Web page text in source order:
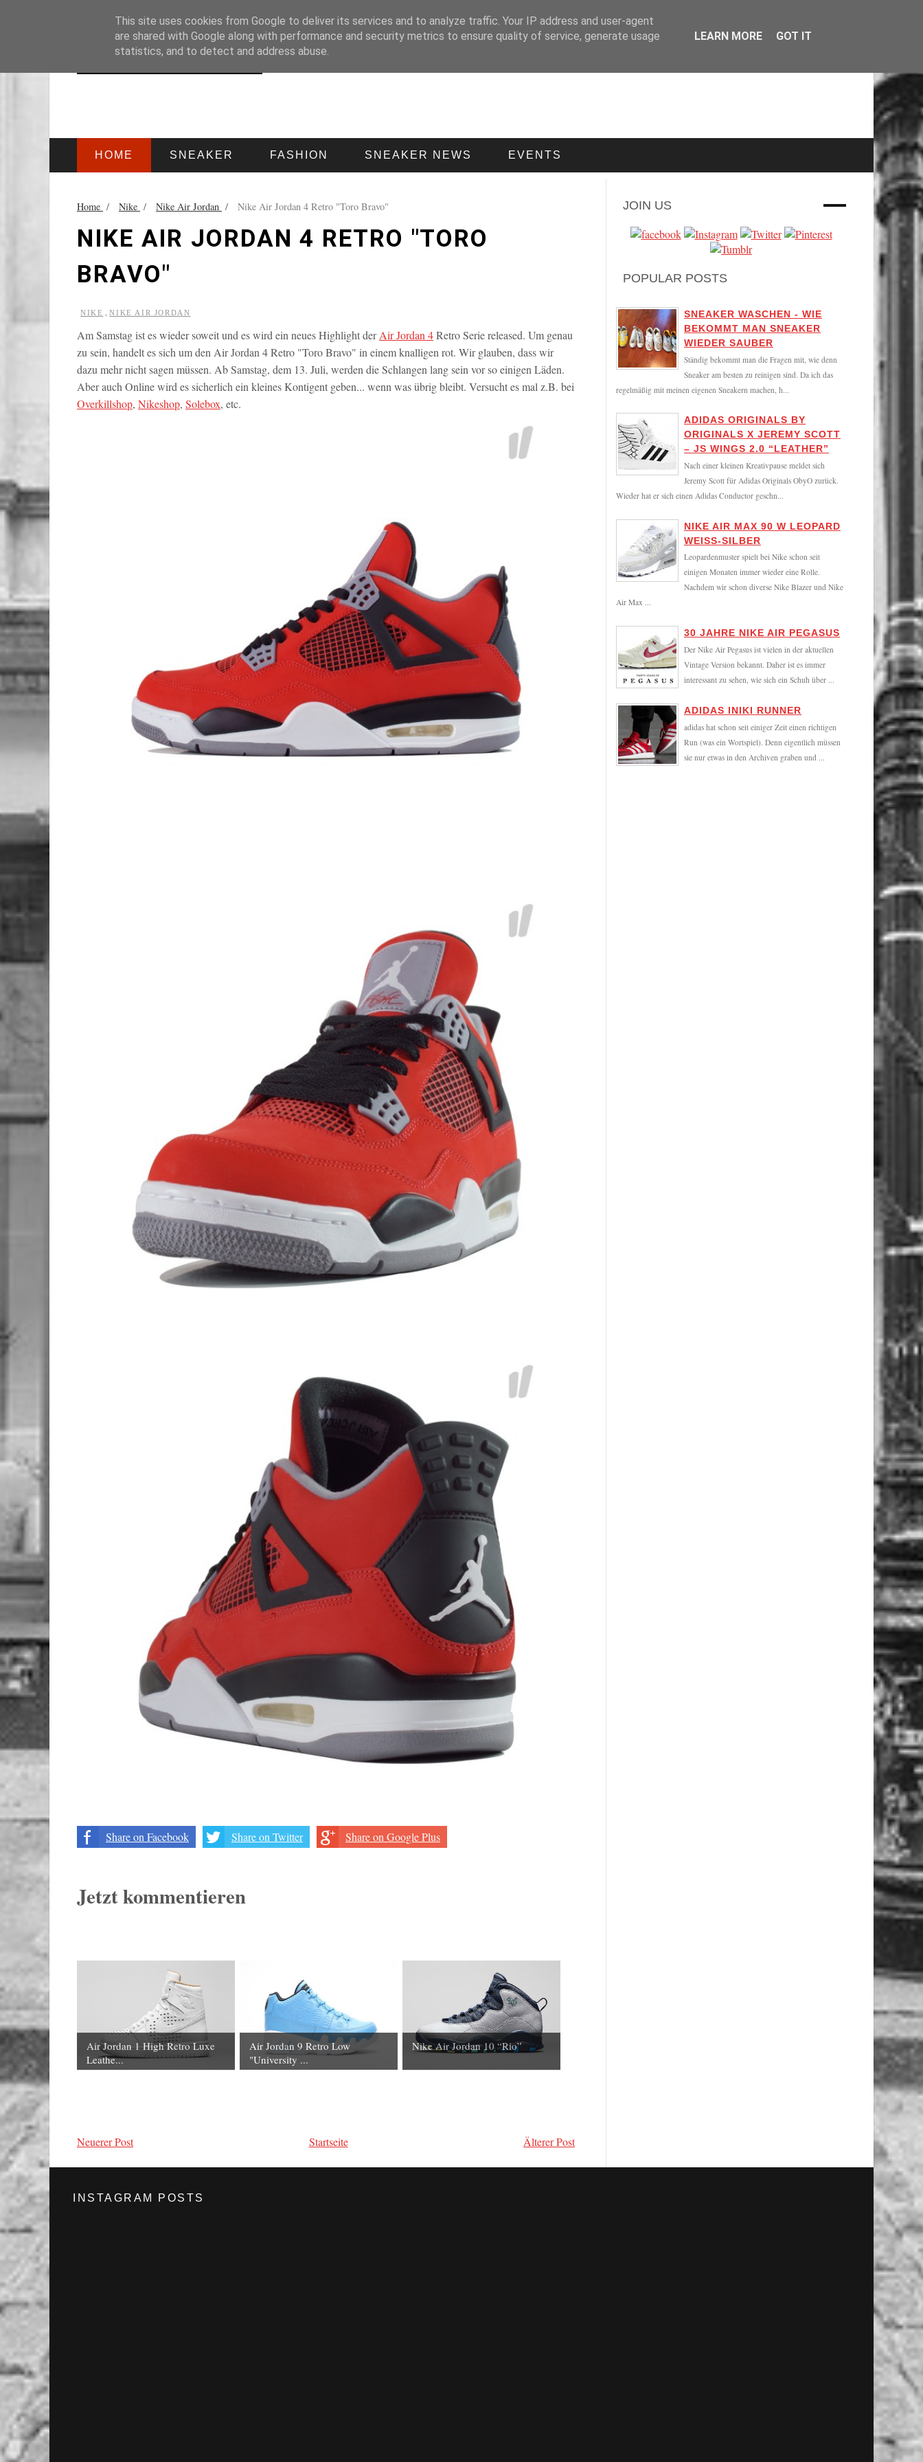
IMPRESSUM
HOME SNEAKER FASHION SNEAKER NEWS EVENTS
Home / Nike / Nike Air Jordan / Nike Air Jordan 4 Retro "Toro Bravo"
NIKE AIR JORDAN 4 RETRO "TORO
BRAVO"
NIKE ,NIKE AIR JORDAN
Am Samstag ist es wieder soweit und es wird ein neues Highlight derAir Jordan 4Retro Serie released. Um genau
zu sein, handelt es sich um den Air Jordan 4 Retro "Toro Bravo" in einem knalligen rot. Wir glauben, dass wir
dazu mehr nicht sagen müssen. Ab Samstag, dem 13. Juli, werden die Schlangen lang sein vor so einigen Läden.
Aber auch Online wird es sicherlich ein kleines Kontigent geben... wenn was übrig bleibt. Versucht es mal z.B. bei
Overkillshop, Nikeshop, Solebox, etc.
Share on Facebook Share on Twitter Share on Google Plus
Jetzt kommentieren
Air Jordan 1 High Retro Luxe
Leathe...
Air Jordan 9 Retro Low
"University ...
Nike Air Jordan 10 “Rio”
Neuerer Post Älterer Post
Startseite
JOIN US
POPULAR POSTS
SNEAKER WASCHEN - WIE
BEKOMMT MAN SNEAKER
WIEDER SAUBER
Ständig bekommt man die Fragen mit, wie denn
Sneaker am besten zu reinigen sind. Da ich das
regelmäßig mit meinen eigenen Sneakern machen, h...
ADIDAS ORIGINALS BY
ORIGINALS X JEREMY SCOTT
– JS WINGS 2.0 “LEATHER”
Nach einer kleinen Kreativpause meldet sich
Jeremy Scott für Adidas Originals ObyO zurück.
Wieder hat er sich einen Adidas Conductor geschn...
NIKE AIR MAX 90 W LEOPARD
WEISS-SILBER
Leopardenmuster spielt bei Nike schon seit
einigen Monaten immer wieder eine Rolle.
Nachdem wir schon diverse Nike Blazer und Nike
Air Max ...
30 JAHRE NIKE AIR PEGASUS
Der Nike Air Pegasus ist vielen in der aktuellen
Vintage Version bekannt. Daher ist es immer
interessant zu sehen, wie sich ein Schuh über ...
ADIDAS INIKI RUNNER
adidas hat schon seit einiger Zeit einen richtigen
Run (was ein Wortspiel). Denn eigentlich müssen
sie nur etwas in den Archiven graben und ...
INSTAGRAM POSTS
This site uses cookies from Google to deliver its services and to analyze traffic. Your IP address and user-agent
are shared with Google along with performance and security metrics to ensure quality of service, generate usage
statistics, and to detect and address abuse.
LEARN MORE GOT IT